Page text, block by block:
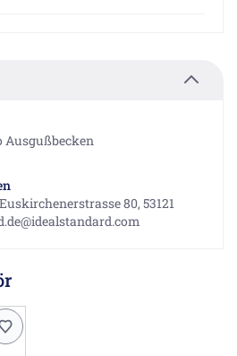
Ausgußbecken
80, 53121